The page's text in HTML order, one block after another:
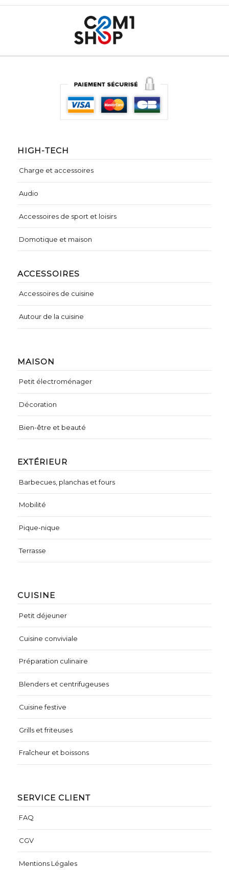
CUISINE
Petit déjeuner
Cuisine conviviale
Préparation culinaire
Blenders et centrifugeuses
Cuisine festive
Grills et friteuses
Fraîcheur et boissons
MAISON
Petit électroménager
Décoration
Bien-être et beauté
EXTÉRIEUR
Barbecues, planchas et fours
Mobilité
Pique-nique
Terrasse
HIGH-TECH
Charge et accessoires
Audio
Accessoires de sport et loisirs
Domotique et maison
ACCESSOIRES
Accessoires de cuisine
Autour de la cuisine
SERVICE CLIENT
FAQ
CGV
Mentions Légales